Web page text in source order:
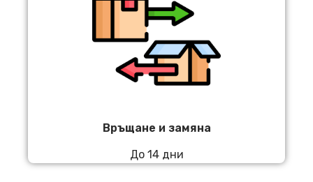
Връщане и замяна
До 14 дни